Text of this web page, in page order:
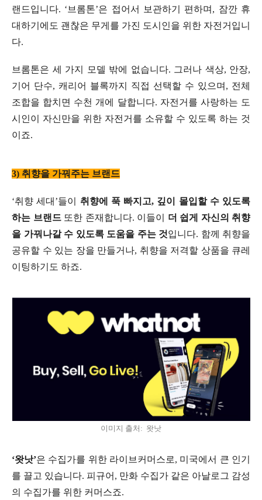
랜드입니다. ‘브롬톤’은 접어서 보관하기 편하며, 잠깐 휴
대하기에도 괜찮은 무게를 가진 도시인을 위한 자전거입니
다.
브롬톤은 세 가지 모델 밖에 없습니다. 그러나 색상, 안장,
기어 단수, 캐리어 블록까지 직접 선택할 수 있으며, 전체
조합을 합치면 수천 개에 달합니다. 자전거를 사랑하는 도
시인이 자신만을 위한 자전거를 소유할 수 있도록 하는 것
이죠.
3) 취향을 가꿔주는 브랜드
‘취향 세대’들이 취향에 푹 빠지고, 깊이 몰입할 수 있도록
하는 브랜드또한 존재합니다. 이들이 더 쉽게 자신의 취향
을 가꿔나갈 수 있도록 도움을 주는 것입니다. 함께 취향을
공유할 수 있는 장을 만들거나, 취향을 저격할 상품을 큐레
이팅하기도 하죠.
이미지 출처: 왓낫
‘왓낫’은 수집가를 위한 라이브커머스로, 미국에서 큰 인기
를 끌고 있습니다. 피규어, 만화 수집가 같은 아날로그 감성
의 수집가를 위한 커머스죠.